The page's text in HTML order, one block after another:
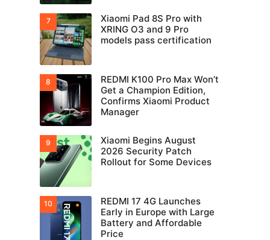
Xiaomi Pad 8S Pro with
XRING O3 and 9 Pro
models pass certification
REDMI K100 Pro Max Won’t
Get a Champion Edition,
Confirms Xiaomi Product
Manager
Xiaomi Begins August
2026 Security Patch
Rollout for Some Devices
REDMI 17 4G Launches
Early in Europe with Large
Battery and Affordable
Price